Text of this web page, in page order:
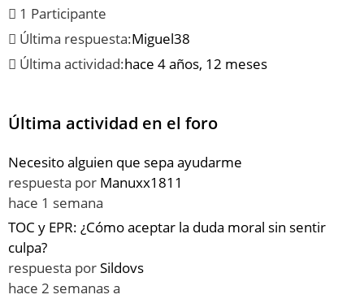
1 Participante
Última respuesta:Miguel38
Última actividad:hace 4 años, 12 meses
Última actividad en el foro
Necesito alguien que sepa ayudarme
respuesta por Manuxx1811
hace 1 semana
TOC y EPR: ¿Cómo aceptar la duda moral sin sentir
culpa?
respuesta porSildovs
hace 2 semanas a